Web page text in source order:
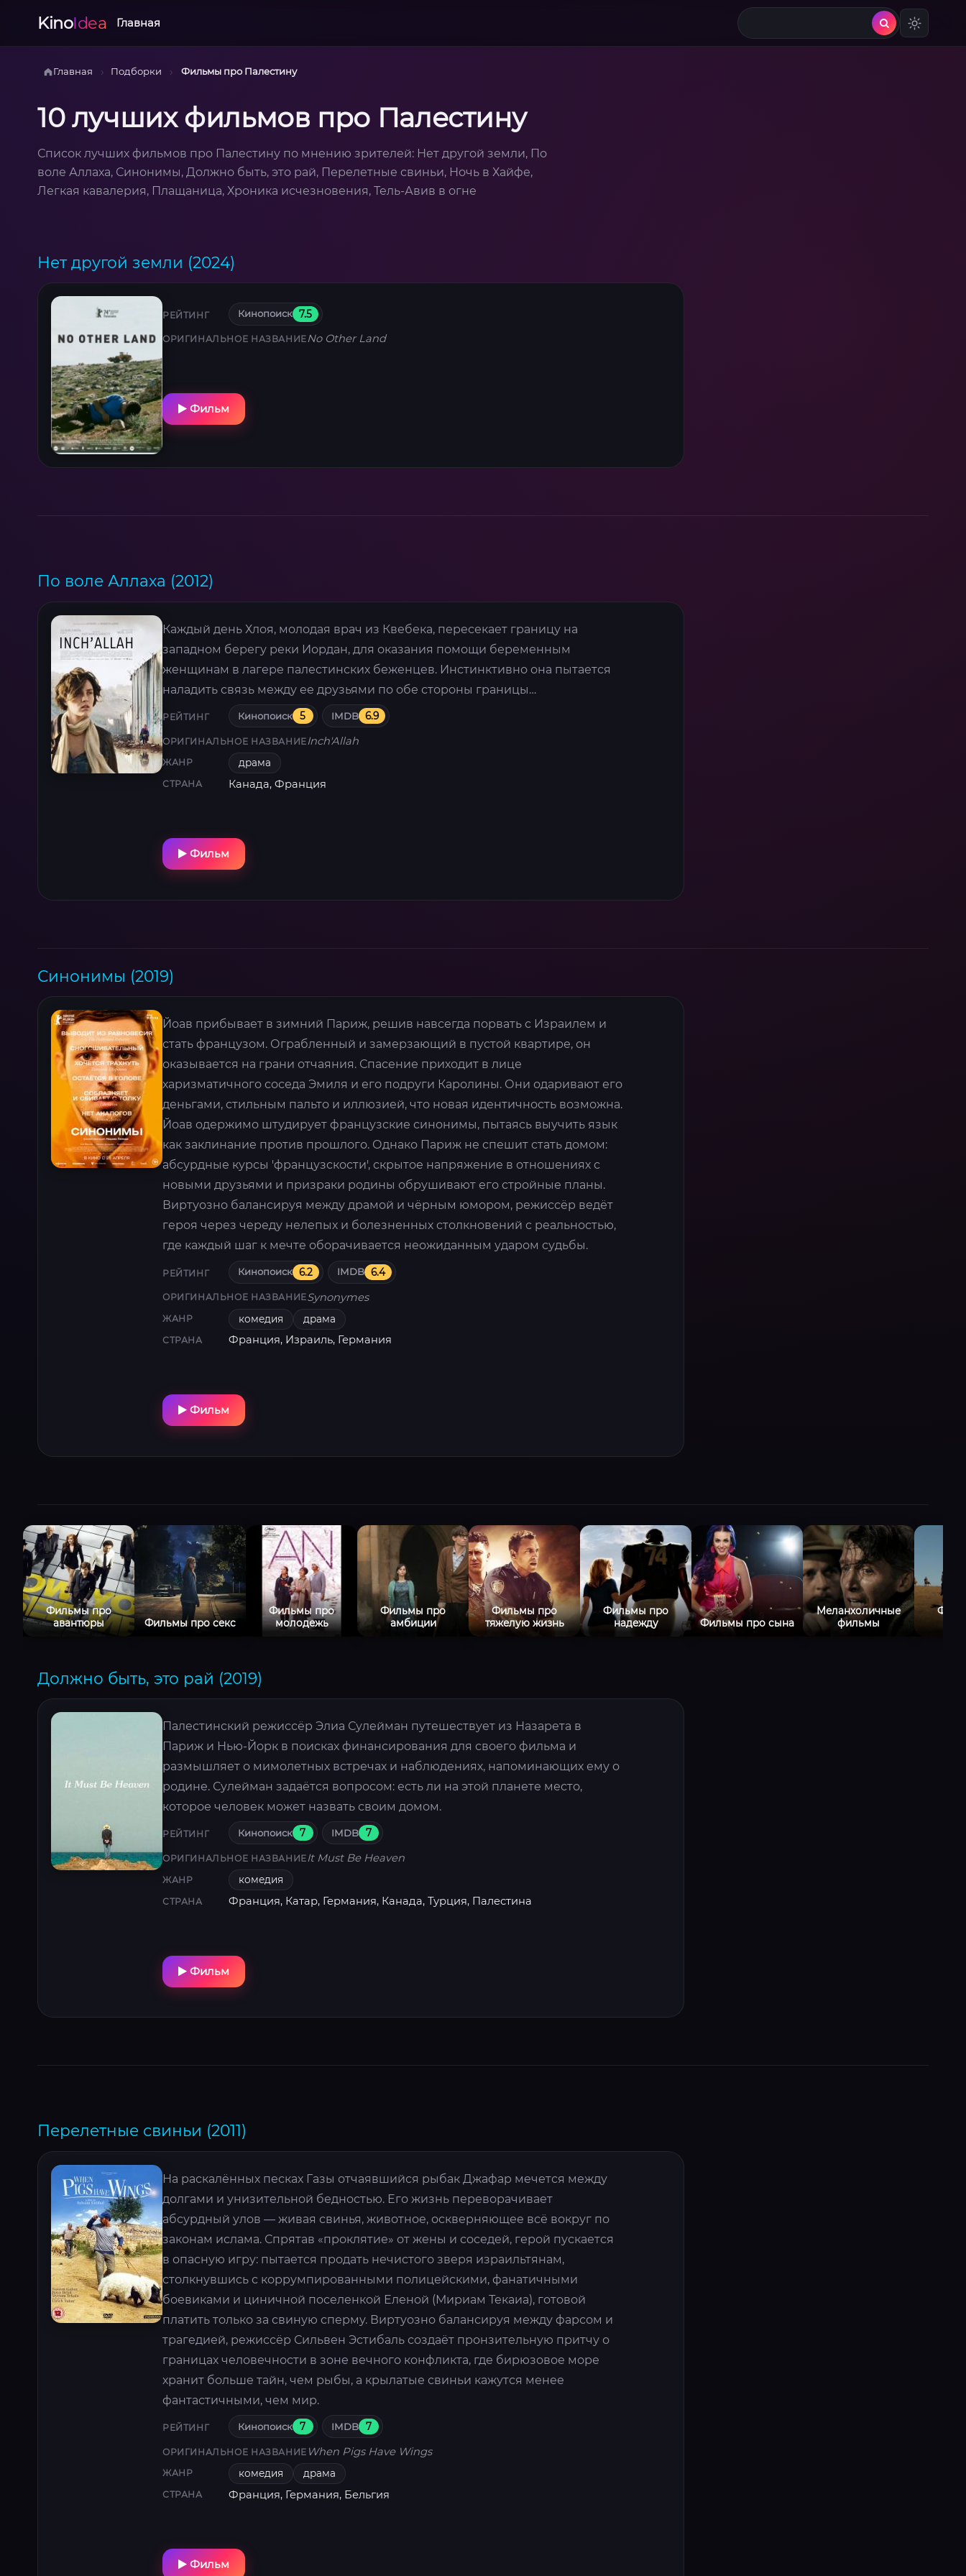
KinoIdea Главная
Главная › Подборки › Фильмы про Палестину
10 лучших фильмов про Палестину
Список лучших фильмов про Палестину по мнению зрителей: Нет другой земли, По
воле Аллаха, Синонимы, Должно быть, это рай, Перелетные свиньи, Ночь в Хайфе,
Легкая кавалерия, Плащаница, Хроника исчезновения, Тель-Авив в огне
Нет другой земли (2024)
РЕЙТИНГ Кинопоиск 7.5
ОРИГИНАЛЬНОЕ НАЗВАНИЕNo Other Land
Фильм
По воле Аллаха (2012)
Каждый день Хлоя, молодая врач из Квебека, пересекает границу на
западном берегу реки Иордан, для оказания помощи беременным
женщинам в лагере палестинских беженцев. Инстинктивно она пытается
наладить связь между ее друзьями по обе стороны границы…
РЕЙТИНГ Кинопоиск 5 IMDB 6.9
ОРИГИНАЛЬНОЕ НАЗВАНИЕInch'Allah
ЖАНР драма
СТРАНА Канада, Франция
Фильм
Синонимы (2019)
Йоав прибывает в зимний Париж, решив навсегда порвать с Израилем и
стать французом. Ограбленный и замерзающий в пустой квартире, он
оказывается на грани отчаяния. Спасение приходит в лице
харизматичного соседа Эмиля и его подруги Каролины. Они одаривают его
деньгами, стильным пальто и иллюзией, что новая идентичность возможна.
Йоав одержимо штудирует французские синонимы, пытаясь выучить язык
как заклинание против прошлого. Однако Париж не спешит стать домом:
абсурдные курсы 'французскости', скрытое напряжение в отношениях с
новыми друзьями и призраки родины обрушивают его стройные планы.
Виртуозно балансируя между драмой и чёрным юмором, режиссёр ведёт
героя через череду нелепых и болезненных столкновений с реальностью,
где каждый шаг к мечте оборачивается неожиданным ударом судьбы.
РЕЙТИНГ Кинопоиск 6.2 IMDB 6.4
ОРИГИНАЛЬНОЕ НАЗВАНИЕSynonymes
ЖАНР комедия драма
СТРАНА Франция, Израиль, Германия
Фильм
Фильмы про
авантюры
Фильмы про секс
Фильмы про
молодежь
Фильмы про
амбиции
Фильмы про
тяжелую жизнь
Фильмы про
надежду
Фильмы про сына
Меланхоличные
фильмы
Должно быть, это рай (2019)
Палестинский режиссёр Элиа Сулейман путешествует из Назарета в
Париж и Нью-Йорк в поисках финансирования для своего фильма и
размышляет о мимолетных встречах и наблюдениях, напоминающих ему о
родине. Сулейман задаётся вопросом: есть ли на этой планете место,
которое человек может назвать своим домом.
РЕЙТИНГ Кинопоиск 7 IMDB 7
ОРИГИНАЛЬНОЕ НАЗВАНИЕIt Must Be Heaven
ЖАНР комедия
СТРАНА Франция, Катар, Германия, Канада, Турция, Палестина
Фильм
Перелетные свиньи (2011)
На раскалённых песках Газы отчаявшийся рыбак Джафар мечется между
долгами и унизительной бедностью. Его жизнь переворачивает
абсурдный улов — живая свинья, животное, оскверняющее всё вокруг по
законам ислама. Спрятав «проклятие» от жены и соседей, герой пускается
в опасную игру: пытается продать нечистого зверя израильтянам,
столкнувшись с коррумпированными полицейскими, фанатичными
боевиками и циничной поселенкой Еленой (Мириам Текаиа), готовой
платить только за свиную сперму. Виртуозно балансируя между фарсом и
трагедией, режиссёр Сильвен Эстибаль создаёт пронзительную притчу о
границах человечности в зоне вечного конфликта, где бирюзовое море
хранит больше тайн, чем рыбы, а крылатые свиньи кажутся менее
фантастичными, чем мир.
РЕЙТИНГ Кинопоиск 7 IMDB 7
ОРИГИНАЛЬНОЕ НАЗВАНИЕ When Pigs Have Wings
ЖАНР комедия драма
СТРАНА Франция, Германия, Бельгия
Фильм